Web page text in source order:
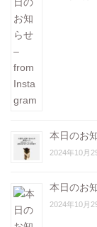
本日のお
2024年10月
本日のお
2024年10月